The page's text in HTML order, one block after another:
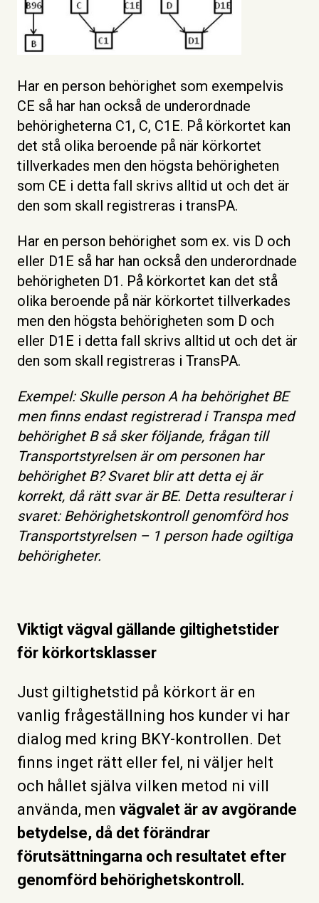
Har en person behörighet som exempelvis
CE så har han också de underordnade
behörigheterna C1, C, C1E. På körkortet kan
det stå olika beroende på när körkortet
tillverkades men den högsta behörigheten
som CE i detta fall skrivs alltid ut och det är
den som skall registreras i transPA.
Har en person behörighet som ex. vis D och
eller D1E så har han också den underordnade
behörigheten D1. På körkortet kan det stå
olika beroende på när körkortet tillverkades
men den högsta behörigheten som D och
eller D1E i detta fall skrivs alltid ut och det är
den som skall registreras i TransPA.
Exempel: Skulle person A ha behörighet BE
men finns endast registrerad i Transpa med
behörighet B så sker följande, frågan till
Transportstyrelsen är om personen har
behörighet B? Svaret blir att detta ej är
korrekt, då rätt svar är BE. Detta resulterar i
svaret: Behörighetskontroll genomförd hos
Transportstyrelsen – 1 person hade ogiltiga
behörigheter.
Viktigt vägval gällande giltighetstider
för körkortsklasser
​​​​​​Just giltighetstid på körkort är en
vanlig frågeställning hos kunder vi har
dialog med kring BKY-kontrollen. Det
finns inget rätt eller fel, ni väljer helt
och hållet själva vilken metod ni vill
använda, men vägvalet är av avgörande
betydelse, då det förändrar
förutsättningarna och resultatet efter
genomförd behörighetskontroll.